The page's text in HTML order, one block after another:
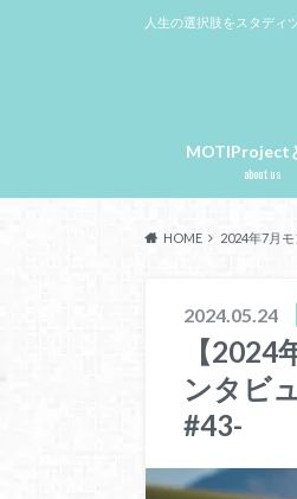
人生の選択肢をスタディ
MOTIProject
about us
HOME 2024年7月
2024.05.24
【
ンタビ
#43-